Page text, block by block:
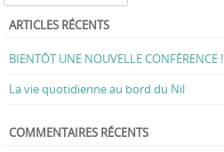
ARTICLES RÉCENTS
BIENTÔT UNE NOUVELLE CONFÉRENCE !
La vie quotidienne au bord du Nil
COMMENTAIRES RÉCENTS